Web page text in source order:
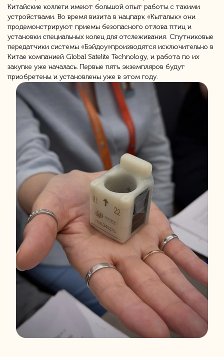
Китайские коллеги имеют большой опыт работы с такими
устройствами. Во время визита в нацпарк «Кыталык» они
продемонстрируют приемы безопасного отлова птиц и
установки специальных колец для отслеживания. Спутниковые
передатчики системы «Бэйдоу»производятся исключительно в
Китае компанией Global Satelite Technology, и работа по их
закупке уже началась. Первые пять экземпляров будут
приобретены и установлены уже в этом году.